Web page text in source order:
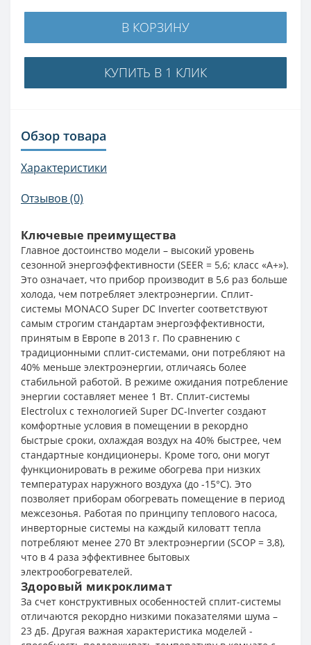
В КОРЗИНУ
КУПИТЬ В 1 КЛИК
Обзор товара
Характеристики
Отзывов (0)
Ключевые преимущества
Главное достоинство модели – высокий уровень
сезонной энергоэффективности (SEER = 5,6; класс «А+»).
Это означает, что прибор производит в 5,6 раз больше
холода, чем потребляет электроэнергии. Сплит-
системы MONACO Super DC Inverter соответствуют
самым строгим стандартам энергоэффективности,
принятым в Европе в 2013 г. По сравнению с
традиционными сплит-системами, они потребляют на
40% меньше электроэнергии, отличаясь более
стабильной работой. В режиме ожидания потребление
энергии составляет менее 1 Вт. Сплит-системы
Eleсtrolux с технологией Super DC-Inverter создают
комфортные условия в помещении в рекордно
быстрые сроки, охлаждая воздух на 40% быстрее, чем
стандартные кондиционеры. Кроме того, они могут
функционировать в режиме обогрева при низких
температурах наружного воздуха (до -15°С). Это
позволяет приборам обогревать помещение в период
межсезонья. Работая по принципу теплового насоса,
инверторные системы на каждый киловатт тепла
потребляют менее 270 Вт электроэнергии (SCOP = 3,8),
что в 4 раза эффективнее бытовых
электрообогревателей.
Здоровый микроклимат
За счет конструктивных особенностей сплит-системы
отличаются рекордно низкими показателями шума –
23 дБ. Другая важная характеристика моделей -